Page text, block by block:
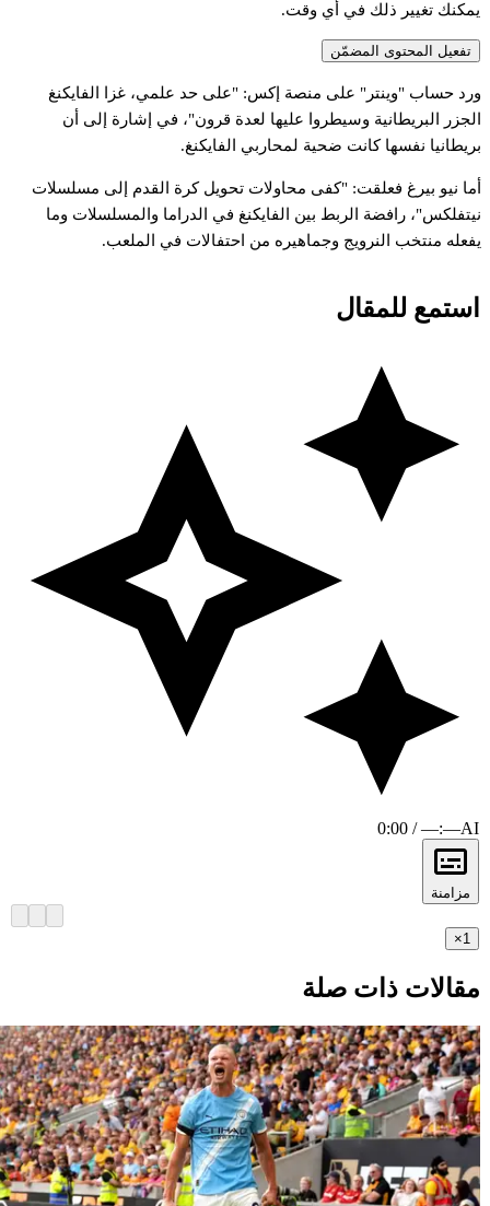
يمكنك تغيير ذلك في أي وقت.
تفعيل المحتوى المضمّن
ورد حساب "وينتر" على منصة إكس: "على حد علمي، غزا
الفايكنغ
الجزر البريطانية وسيطروا عليها لعدة قرون"، في إشارة إلى أن
بريطانيا نفسها كانت ضحية لمحاربي الفايكنغ.
أما نيو بيرغ فعلقت: "كفى محاولات تحويل كرة القدم إلى مسلسلات
نيتفلكس"، رافضة الربط بين الفايكنغ في الدراما والمسلسلات وما
يفعله منتخب النرويج وجماهيره من احتفالات في الملعب.
استمع للمقال
AI
0:00 / —:—
مزامنة
×
مقالات ذات صلة